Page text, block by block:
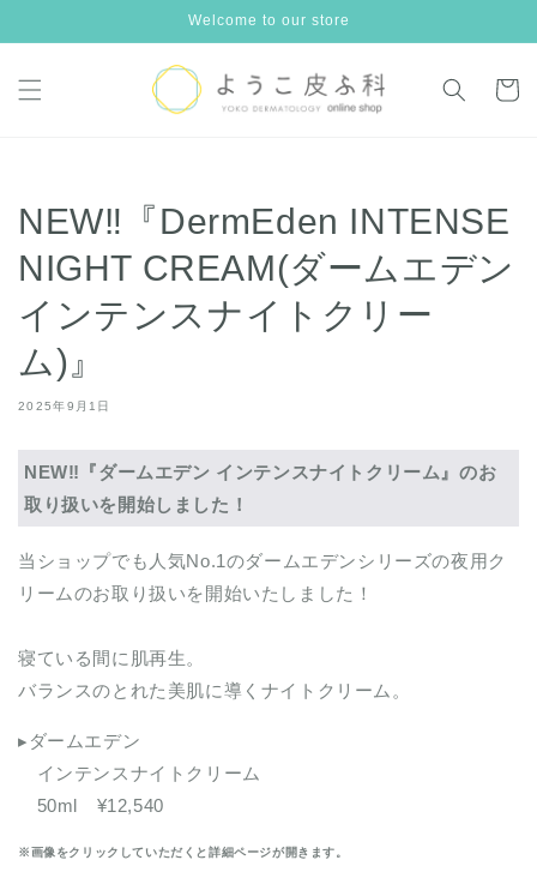
進む
Welcome to our store
ー
NEW‼『DermEden INTENSE
NIGHT CREAM(ダームエデン
インテンスナイトクリー
ム)』
2025年9月1日
NEW‼『ダームエデン インテンスナイトクリーム』のお
取り扱いを開始しました！
当ショップでも人気No.1のダームエデンシリーズの夜用ク
リームのお取り扱いを開始いたしました！
寝ている間に肌再生。
バランスのとれた美肌に導くナイトクリーム。
▸ダームエデン
インテンスナイトクリーム
50ml ¥12,540
※画像をクリックしていただくと詳細ページが開きます。